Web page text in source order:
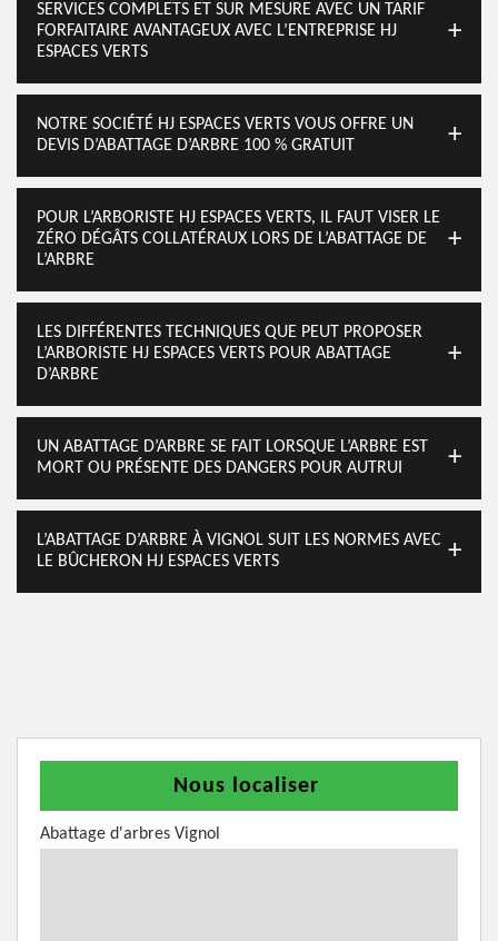
SERVICES COMPLETS ET SUR MESURE AVEC UN TARIF
FORFAITAIRE AVANTAGEUX AVEC L’ENTREPRISE HJ
ESPACES VERTS
NOTRE SOCIÉTÉ HJ ESPACES VERTS VOUS OFFRE UN
DEVIS D’ABATTAGE D’ARBRE 100 % GRATUIT
POUR L’ARBORISTE HJ ESPACES VERTS, IL FAUT VISER LE
ZÉRO DÉGÂTS COLLATÉRAUX LORS DE L’ABATTAGE DE
L’ARBRE
LES DIFFÉRENTES TECHNIQUES QUE PEUT PROPOSER
L’ARBORISTE HJ ESPACES VERTS POUR ABATTAGE
D’ARBRE
UN ABATTAGE D’ARBRE SE FAIT LORSQUE L’ARBRE EST
MORT OU PRÉSENTE DES DANGERS POUR AUTRUI
L’ABATTAGE D’ARBRE À VIGNOL SUIT LES NORMES AVEC
LE BÛCHERON HJ ESPACES VERTS
Nous localiser
Abattage d'arbres Vignol